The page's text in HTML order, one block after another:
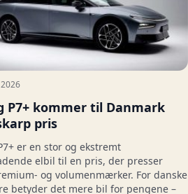
P7+ kommer til Danmark
pris
er en stor og ekstremt
elbil til en pris, der presser
og volumenmærker. For danske
betyder det mere bil for pengene –